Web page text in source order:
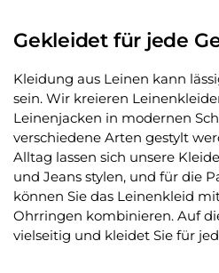
Gekleidet für jede
Kleidung aus Leinen kann
sein. Wir kreieren
Leinenjacken in modernen
verschiedene Arten gestylt
Alltag lassen sich unsere
und Jeans stylen, und für die
können Sie das Leinenkleid
Ohrringen kombinieren. Auf
vielseitig und kleidet Sie für